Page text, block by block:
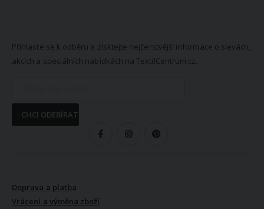
Přihlaste se k odběru a získtejte nejčerstvější informace o slevách,
akcích a speciálních nabídkách na TextilCentrum.cz.
CHCI ODEBÍRAT
Doprava a platba
Vrácení a výměna zboží